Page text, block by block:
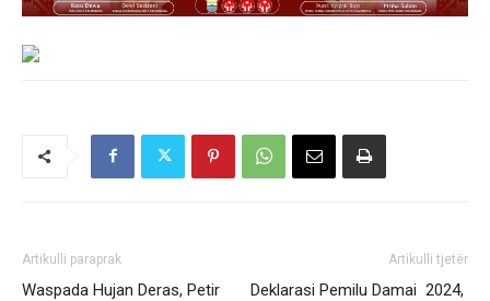
Artikulli paraprak
Waspada Hujan Deras, Petir
Artikulli tjetër
Deklarasi Pemilu Damai 2024,